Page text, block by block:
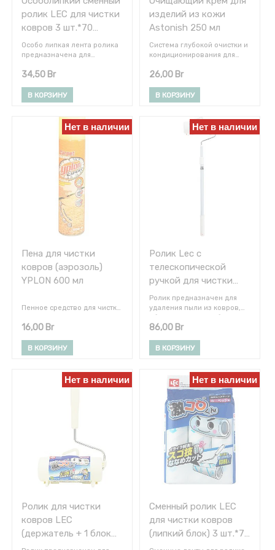
воздухопроницаемость
сохраняется.
Спрей, который прост в
использовании, подходит
высокотехнологичных
тканей, таких как, софт- и
хардшелл, синтетика,
ролик LEC для чистки
ковров 3 шт.*70
листов
Особо липкая лента ролика
предназначена для
удаления загрязнений,
волокнах и неровностях
ковров - пыль, крошки,
34,50 Br
В КОРЗИНУ
изделий из кожи
Astonish 250 мл
Система глубокой очистки и
кондиционирования для
Очищает и питает,
и растрескивание кожи.
Продлевает срок службы
Восстанавливает
естественную красоту кожи
Идеально подходит для
26,00Br
В КОРЗИНУ
Нет в наличии
Пена для чистки
ковров (аэрозоль)
YPLON 600 мл
Пенное средство для чистки
Применение:
средство по всей
поверхности, равномерно
высохнуть в течение часа.
Затем пропылесосить еще
поликарбоксилиты,
фосфаты, отдушка, лимонен.
16,00 Br
В КОРЗИНУ
Нет в наличии
Ролик Lec с
телескопической
ручкой для чистки
ковров (усиленный),
70 листов
Ролик предназначен для
удаления пыли из ковров,
портьер и пр. Также
животных, волосы, нитки,
крошки, очень мелкие
пр.). Усиленное липкое
покрытие и перфорация для
отрывания использованных
листов. Набор состоит из
ролика с удерживающей
ручкой, рулона листов и
кейса для хранения.
86,00Br
В КОРЗИНУ
Нет в наличии
Ролик для чистки
ковров LEC
(держатель + 1 блок
липкой ленты 70
Нет в наличии
Сменный ролик LEC
для чистки ковров
(липкий блок) 3 шт.*70
листов